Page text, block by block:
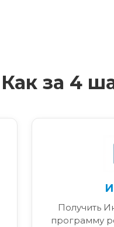
Как за 4
Получить
программу